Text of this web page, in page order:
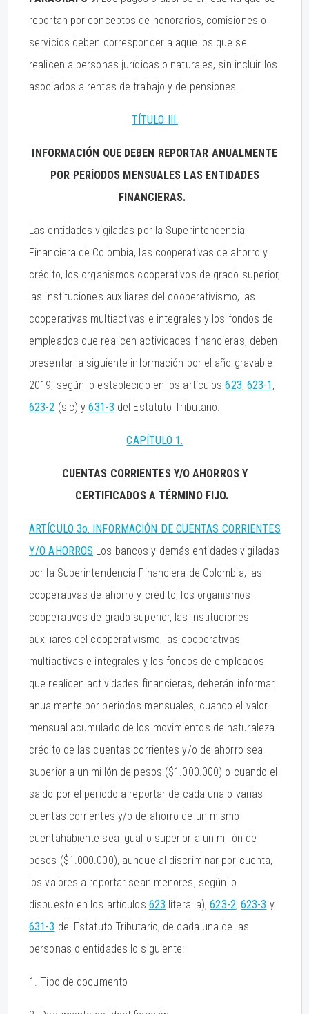
reportan por conceptos de honorarios, comisiones o
servicios deben corresponder a aquellos que se
realicen a personas jurídicas o naturales, sin incluir los
asociados a rentas de trabajo y de pensiones.
TÍTULO III.
INFORMACIÓN QUE DEBEN REPORTAR ANUALMENTE
POR PERÍODOS MENSUALES LAS ENTIDADES
FINANCIERAS.
Las entidades vigiladas por la Superintendencia
Financiera de Colombia, las cooperativas de ahorro y
crédito, los organismos cooperativos de grado superior,
las instituciones auxiliares del cooperativismo, las
cooperativas multiactivas e integrales y los fondos de
empleados que realicen actividades financieras, deben
presentar la siguiente información por el año gravable
2019, según lo establecido en los artículos623, 623-1,
623-2 (sic) y631-3 del Estatuto Tributario.
CAPÍTULO 1.
CUENTAS CORRIENTES Y/O AHORROS Y
CERTIFICADOS A TÉRMINO FIJO.
ARTÍCULO 3o. INFORMACIÓN DE CUENTAS CORRIENTES
Y/O AHORROS Los bancos y demás entidades vigiladas
por la Superintendencia Financiera de Colombia, las
cooperativas de ahorro y crédito, los organismos
cooperativos de grado superior, las instituciones
auxiliares del cooperativismo, las cooperativas
multiactivas e integrales y los fondos de empleados
que realicen actividades financieras, deberán informar
anualmente por periodos mensuales, cuando el valor
mensual acumulado de los movimientos de naturaleza
crédito de las cuentas corrientes y/o de ahorro sea
superior a un millón de pesos ($1.000.000) o cuando el
saldo por el periodo a reportar de cada una o varias
cuentas corrientes y/o de ahorro de un mismo
cuentahabiente sea igual o superior a un millón de
pesos ($1.000.000), aunque al discriminar por cuenta,
los valores a reportar sean menores, según lo
dispuesto en los artículos 623 literal a),623-2,623-3 y
631-3 del Estatuto Tributario, de cada una de las
personas o entidades lo siguiente:
1. Tipo de documento